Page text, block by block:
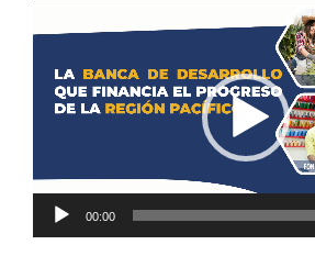
de
00:00